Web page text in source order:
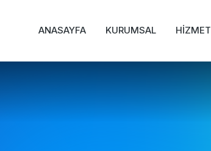
ANASAYFA KURUMSAL